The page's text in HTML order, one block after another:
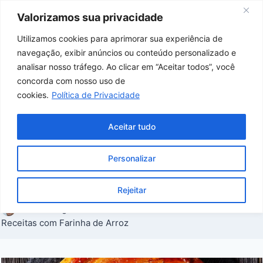
Valorizamos sua privacidade
Utilizamos cookies para aprimorar sua experiência de
navegação, exibir anúncios ou conteúdo personalizado e
analisar nosso tráfego. Ao clicar em “Aceitar todos”, você
concorda com nosso uso de
cookies. Política de Privacidade
Personalizar
Rejeitar
Aceitar tudo
content
Home / Receitas com Arroz / Receitas com
Farinha de Arroz /
Banana com Farinha de Arroz: Receita
Deliciosa e Sem Glúten
RECEITAS COM FARINHA DE ARROZ
Como Fazer Bolo de Banana com Farinha
de Arroz: Receita Deliciosa e Sem Glúten
Receitas com Farinha de Arroz